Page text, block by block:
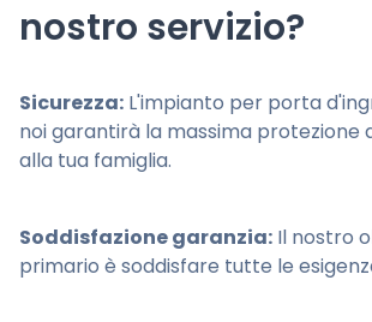
nostro servizio?
Sicurezza: L'impianto per porta
noi garantirà la massima protezione
alla tua famiglia.
Soddisfazione garanzia: Il nostro
primario è soddisfare tutte le